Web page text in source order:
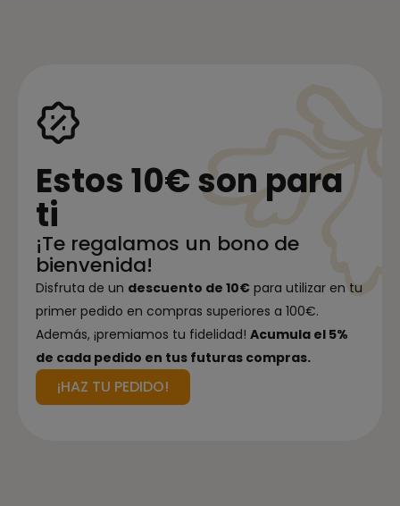
Estos 10€ son para
ti
¡Te regalamos un bono de
bienvenida!
Disfruta de un descuento de 10€ para utilizar en tu
primer pedido en compras superiores a 100€.
Además, ¡premiamos tu fidelidad! Acumula el 5%
de cada pedido en tus futuras compras.
¡HAZ TU PEDIDO!